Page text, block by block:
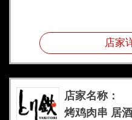
店家
店家名称：
烤鸡肉串 居